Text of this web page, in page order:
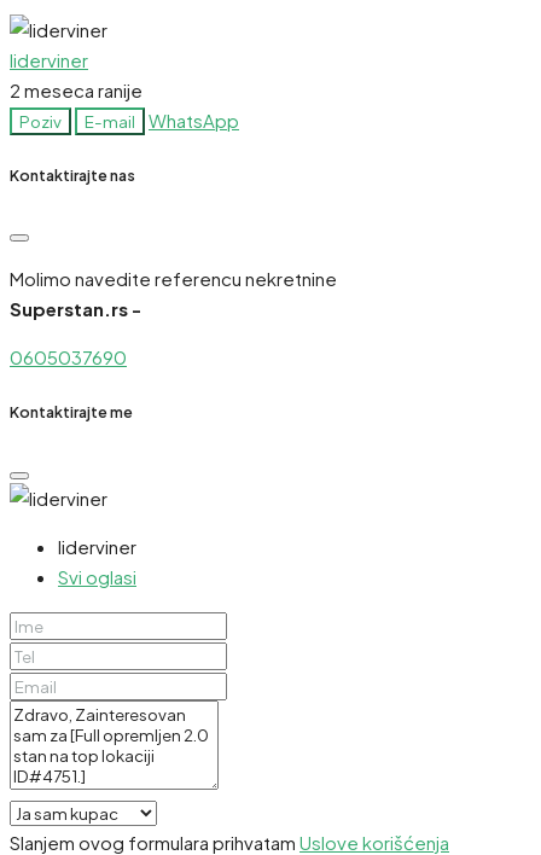
liderviner
2 meseca ranije
Poziv E-mail WhatsApp
Kontaktirajte nas
Molimo navedite referencu nekretnine
Superstan.rs -
0605037690
Kontaktirajte me
liderviner
Svi oglasi
Slanjem ovog formulara prihvatam Uslove korišćenja